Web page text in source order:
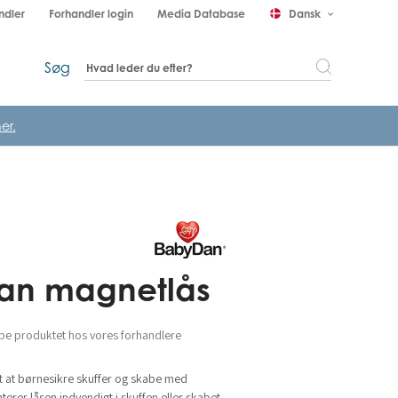
Forhandler login Media Database Dansk keyboard_arrow_down
Søg
magnetlås
produktet hos vores forhandlere
at børnesikre skuffer og skabe med